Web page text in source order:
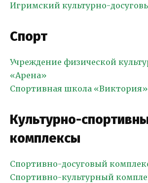
Игримский культурно-
Спорт
Учреждение физической
«Арена»
Спортивная школа «Виктория»
Культурно-
комплексы
Спортивно-досуговый
Спортивно-культурный